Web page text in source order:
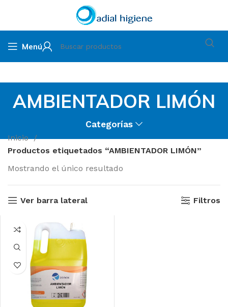
Menú
AMBIENTADOR LIMÓN
Categorías
Inicio
Productos etiquetados “AMBIENTADOR LIMÓN”
Mostrando el único resultado
Ver barra lateral Filtros